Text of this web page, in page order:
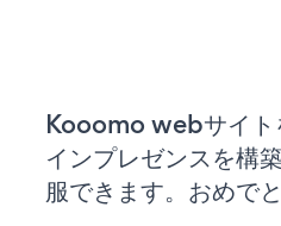
Kooomo webサイト
インプレゼンスを構
服できます。おめで